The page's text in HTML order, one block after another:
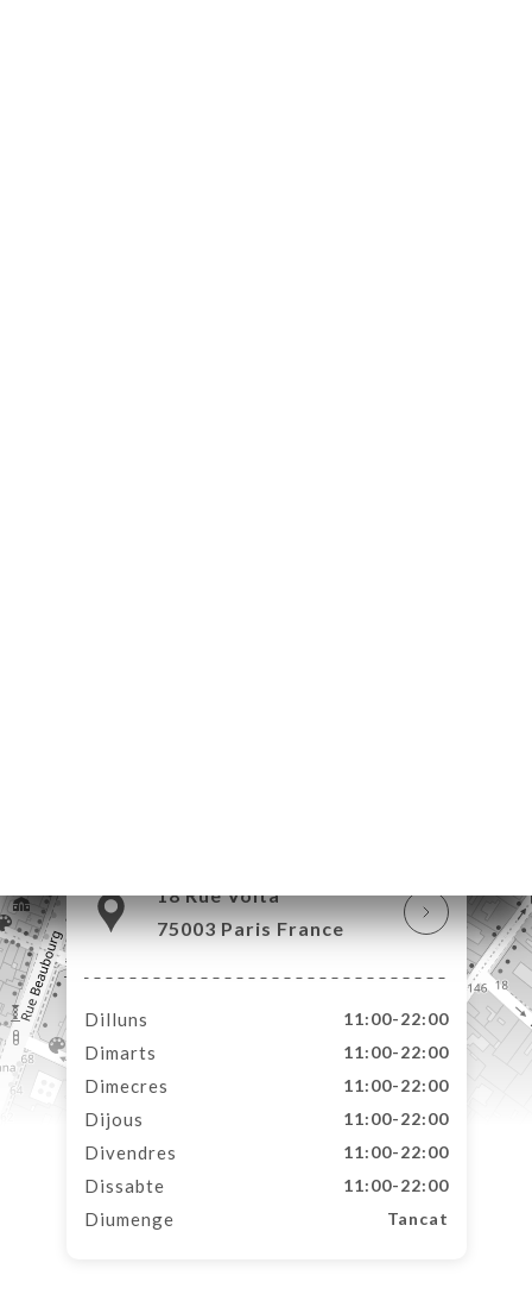
18 Rue Volta
75003 Paris France
Dilluns 11:00-22:00
Dimarts 11:00-22:00
Dimecres 11:00-22:00
Dijous 11:00-22:00
Divendres 11:00-22:00
Dissabte 11:00-22:00
Diumenge Tancat